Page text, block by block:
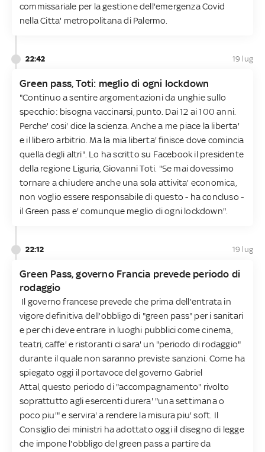
commissariale per la gestione dell'emergenza Covid
nella Citta' metropolitana di Palermo.
22:42 19 lug
Green pass, Toti: meglio di ogni lockdown
"Continuo a sentire argomentazioni da unghie sullo
specchio: bisogna vaccinarsi, punto. Dai 12 ai 100 anni.
Perche' cosi' dice la scienza. Anche a me piace la liberta'
e il libero arbitrio. Ma la mia liberta' finisce dove comincia
quella degli altri". Lo ha scritto su Facebook il presidente
della regione Liguria, Giovanni Toti. "Se mai dovessimo
tornare a chiudere anche una sola attivita' economica,
non voglio essere responsabile di questo - ha concluso -
il Green pass e' comunque meglio di ogni lockdown".
22:12 19 lug
Green Pass, governo Francia prevede periodo di
rodaggio
Il governo francese prevede che prima dell'entrata in
vigore definitiva dell'obbligo di "green pass" per i sanitari
e per chi deve entrare in luoghi pubblici come cinema,
teatri, caffe' e ristoranti ci sara' un "periodo di rodaggio"
durante il quale non saranno previste sanzioni. Come ha
spiegato oggi il portavoce del governo Gabriel
Attal, questo periodo di "accompagnamento" rivolto
soprattutto agli esercenti durera' "una settimana o
poco piu'" e servira' a rendere la misura piu' soft. Il
Consiglio dei ministri ha adottato oggi il disegno di legge
che impone l'obbligo del green pass a partire da